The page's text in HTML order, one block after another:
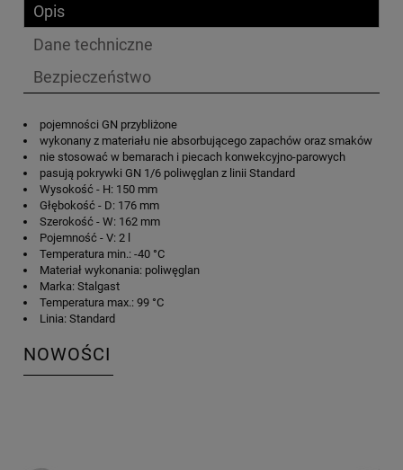
Opis
Dane techniczne
Bezpieczeństwo
pojemności GN przybliżone
wykonany z materiału nie absorbującego zapachów oraz smaków
nie stosować w bemarach i piecach konwekcyjno-parowych
pasują pokrywki GN 1/6 poliwęglan z linii Standard
Wysokość - H: 150 mm
Głębokość - D: 176 mm
Szerokość - W: 162 mm
Pojemność - V: 2 l
Temperatura min.: -40 °C
Materiał wykonania: poliwęglan
Marka: Stalgast
Temperatura max.: 99 °C
Linia: Standard
NOWOŚCI